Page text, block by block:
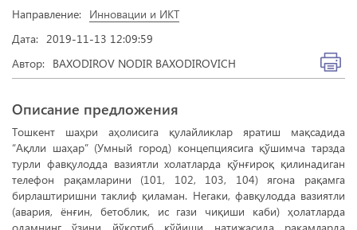
Направление: Инновации и ИКТ
Дата: 2019-11-13 12:09:59
Автор: BAXODIROV NODIR BAXODIROVICH
Описание предложения
Тошкент шаҳри аҳолисига қулайликлар яратиш мақсадида
“Ақлли шаҳар” (Умный город) концепциясига қўшимча тарзда
турли фавқулодда вазиятли холатларда қўнғироқ қилинадиган
телефон рақамларини (101, 102, 103, 104) ягона рақамга
бирлаштиришни таклиф қиламан. Негаки, фавқулодда вазиятли
(авария, ёнғин, бетоблик, ис гази чиқиши каби) ҳолатларда
одамнинг ўзини йўқотиб қўйиши натижасида рақамларда